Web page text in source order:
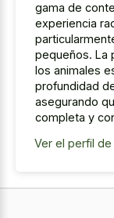
gama de
experiencia
pequeños. La
los animales
profundidad
asegurando
completa y
Ver el perfil de